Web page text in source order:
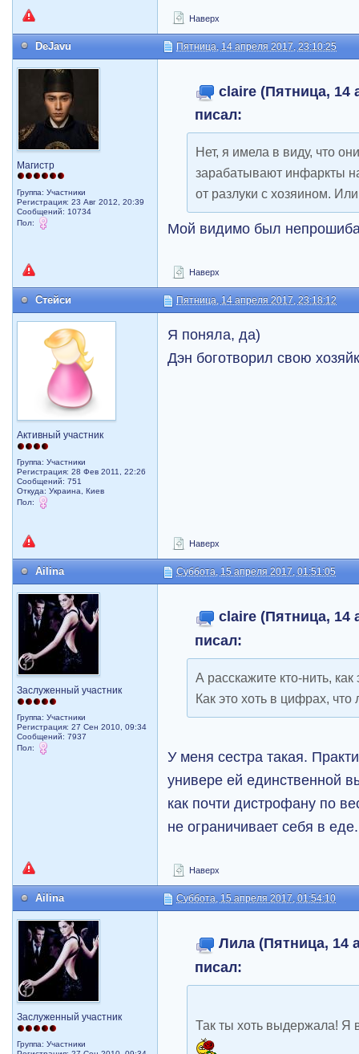
Наверх
DeJavu Пятница, 14 апреля 2017, 23:10:25
Магистр
Группа: Участники
Регистрация: 23 Авг 2012, 20:39
Сообщений: 10734
Пол:
claire (Пятница, 14
писал:
Нет, я имела в виду, что
зарабатывают инфаркты
от разлуки с хозяином.
Мой видимо был
Наверх
Стейси Пятница, 14 апреля 2017, 23:18:12
Активный участник
Группа: Участники
Регистрация: 28 Фев 2011, 22:26
Сообщений: 751
Откуда: Украина, Киев
Пол:
Я поняла, да)
Дэн боготворил свою
Наверх
Ailina Суббота, 15 апреля 2017, 01:51:05
Заслуженный участник
Группа: Участники
Регистрация: 27 Сен 2010, 09:34
Сообщений: 7937
Пол:
claire (Пятница, 14
писал:
А расскажите кто-нить,
Как это хоть в цифрах,
У меня сестра такая.
универе ей единственной
как почти дистрофану по
не ограничивает себя в еде.
Наверх
Ailina Суббота, 15 апреля 2017, 01:54:10
Заслуженный участник
Группа: Участники
Лила (Пятница, 14
писал:
Так ты хоть выдержала! Я